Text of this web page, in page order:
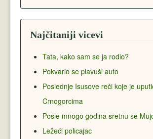
Najčitaniji vicevi
Tata, kako sam se ja rodio?
Pokvario se plavuši auto
Poslednje Isusove reči koje je
Crnogorcima
Posle mnogo godina sretnu se
Ležeći policajac